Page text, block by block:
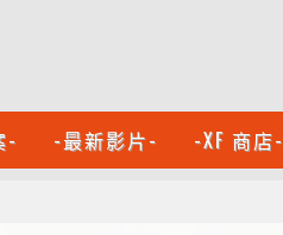
- -最新影片- -XF 商店-